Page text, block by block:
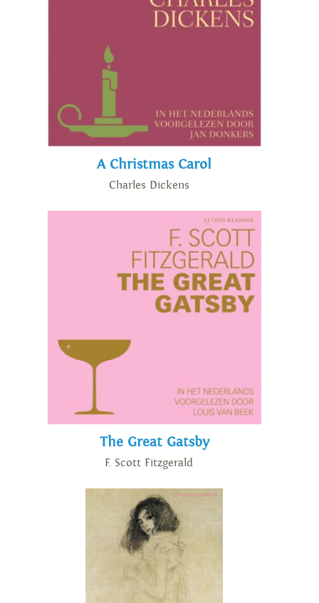
A Christmas Carol
Charles Dickens
The Great Gatsby
F. Scott Fitzgerald